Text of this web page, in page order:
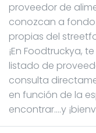
proveedor de
conozcan a
propias del
¡En Foodtruckya,
listado de
consulta
en función de la
encontrar....y